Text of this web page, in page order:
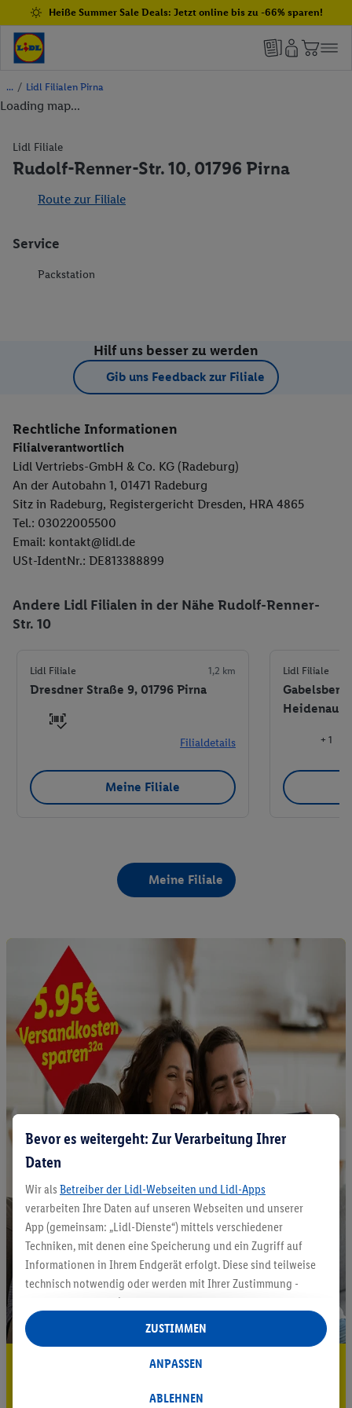
Heiße Summer Sale Deals: Jetzt online bis zu -66% sparen!
/ Lidl Filialen Pirna
Loading map...
Lidl Filiale
Rudolf-Renner-Str. 10, 01796 Pirna
Route zur Filiale
Service
Packstation
Hilf uns besser zu werden
Gib uns Feedback zur Filiale
Rechtliche Informationen
Filialverantwortlich
Lidl Vertriebs-GmbH & Co. KG (Radeburg)
An der Autobahn 1, 01471 Radeburg
Sitz in Radeburg, Registergericht Dresden, HRA 4865
Tel.: 03022005500
Email: kontakt@lidl.de
USt-IdentNr.: DE813388899
Andere Lidl Filialen in der Nähe Rudolf-Renner-
Str. 10
Lidl Filiale 1,2 km
Dresdner Straße 9, 01796 Pirna
Filialdetails
Meine Filiale
Lidl Filiale
Heidenau
+ 1
Meine Filiale
5.95 € Versand sparen³²ᵃ
Jetzt zum Newsletter anmelden
Bevor es weitergeht: Zur Verarbeitung Ihrer
Daten
Wir als Betreiber der Lidl-Webseiten und Lidl-Apps
verarbeiten Ihre Daten auf unseren Webseiten und unserer
App (gemeinsam: „Lidl-Dienste“) mittels verschiedener
Techniken, mit denen eine Speicherung und ein Zugriff auf
Informationen in Ihrem Endgerät erfolgt. Diese sind teilweise
technisch notwendig oder werden mit Ihrer Zustimmung -
auch durch Partner (u.a.
Verantwortliche; im Zusammenhang mit dem IAB TCF
insgesamt
Statistik-Erstellung oder für personalisierte Werbung
Datenverarbeitungen für personalisierte Werbung werden
ABLEHNEN
ANPASSEN
ZUSTIMMEN